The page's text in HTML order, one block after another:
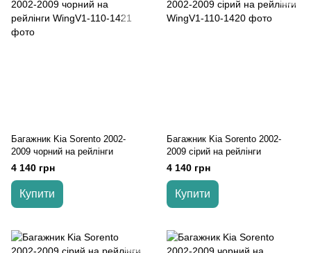
Багажник Kia Sorento 2002-
2009 чорний на рейлінги
4 140 грн
Купити
Багажник Kia Sorento 2002-
2009 cірий на рейлінги
4 140 грн
Купити